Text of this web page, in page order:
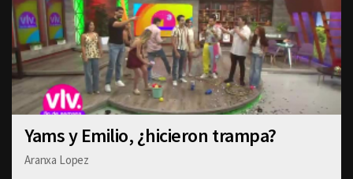
Yams y Emilio, ¿hicieron trampa?
Aranxa Lopez